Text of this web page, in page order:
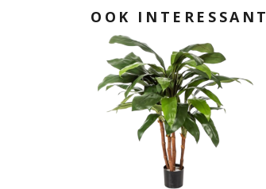
OOK INTERESSANT